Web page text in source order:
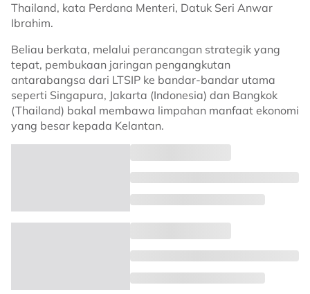
Thailand, kata Perdana Menteri, Datuk Seri Anwar
Ibrahim.
Beliau berkata, melalui perancangan strategik yang
tepat, pembukaan jaringan pengangkutan
antarabangsa dari LTSIP ke bandar-bandar utama
seperti Singapura, Jakarta (Indonesia) dan Bangkok
(Thailand) bakal membawa limpahan manfaat ekonomi
yang besar kepada Kelantan.